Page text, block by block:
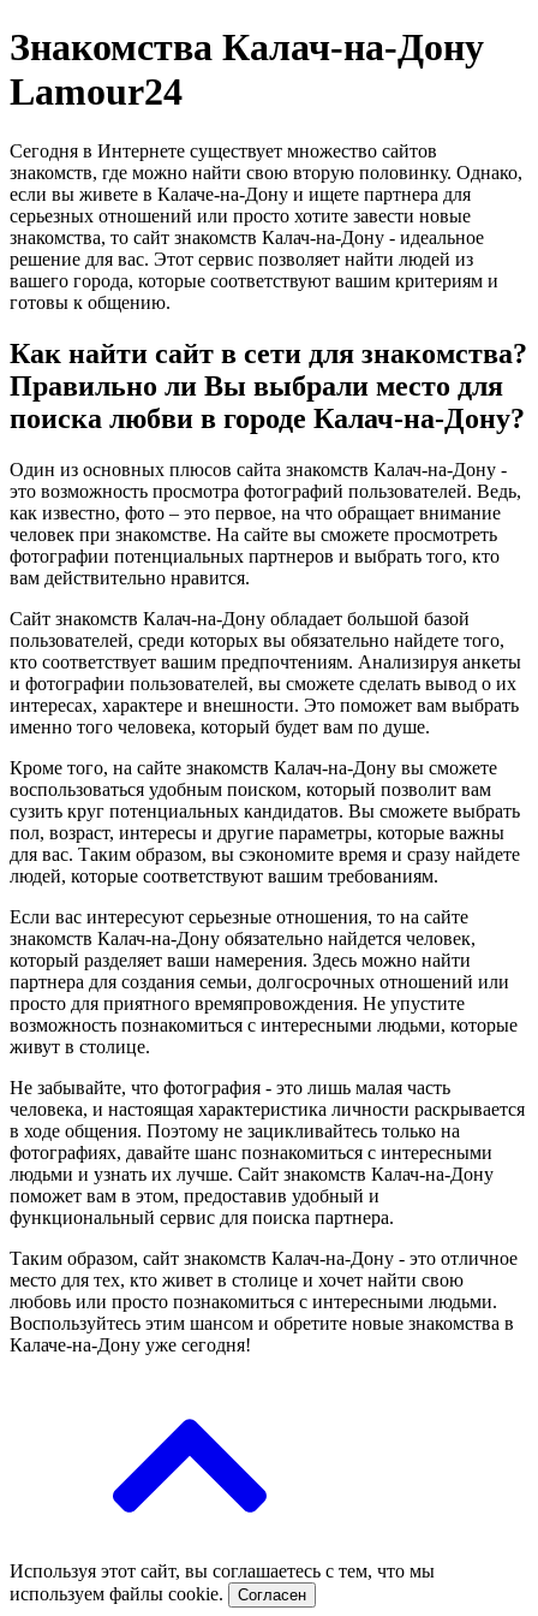
Знакомства Калач-на-Дону
Lamour24
Сегодня в Интернете существует множество сайтов
знакомств, где можно найти свою вторую половинку. Однако,
если вы живете в Калаче-на-Дону и ищете партнера для
серьезных отношений или просто хотите завести новые
знакомства, то сайт знакомств Калач-на-Дону - идеальное
решение для вас. Этот сервис позволяет найти людей из
вашего города, которые соответствуют вашим критериям и
готовы к общению.
Как найти сайт в сети для знакомства?
Правильно ли Вы выбрали место для
поиска любви в городе Калач-на-Дону?
Один из основных плюсов сайта знакомств Калач-на-Дону -
это возможность просмотра фотографий пользователей. Ведь,
как известно, фото – это первое, на что обращает внимание
человек при знакомстве. На сайте вы сможете просмотреть
фотографии потенциальных партнеров и выбрать того, кто
вам действительно нравится.
Сайт знакомств Калач-на-Дону обладает большой базой
пользователей, среди которых вы обязательно найдете того,
кто соответствует вашим предпочтениям. Анализируя анкеты
и фотографии пользователей, вы сможете сделать вывод о их
интересах, характере и внешности. Это поможет вам выбрать
именно того человека, который будет вам по душе.
Кроме того, на сайте знакомств Калач-на-Дону вы сможете
воспользоваться удобным поиском, который позволит вам
сузить круг потенциальных кандидатов. Вы сможете выбрать
пол, возраст, интересы и другие параметры, которые важны
для вас. Таким образом, вы сэкономите время и сразу найдете
людей, которые соответствуют вашим требованиям.
Если вас интересуют серьезные отношения, то на сайте
знакомств Калач-на-Дону обязательно найдется человек,
который разделяет ваши намерения. Здесь можно найти
партнера для создания семьи, долгосрочных отношений или
просто для приятного времяпровождения. Не упустите
возможность познакомиться с интересными людьми, которые
живут в столице.
Не забывайте, что фотография - это лишь малая часть
человека, и настоящая характеристика личности раскрывается
в ходе общения. Поэтому не зацикливайтесь только на
фотографиях, давайте шанс познакомиться с интересными
людьми и узнать их лучше. Сайт знакомств Калач-на-Дону
поможет вам в этом, предоставив удобный и
функциональный сервис для поиска партнера.
Таким образом, сайт знакомств Калач-на-Дону - это отличное
место для тех, кто живет в столице и хочет найти свою
любовь или просто познакомиться с интересными людьми.
Воспользуйтесь этим шансом и обретите новые знакомства в
Калаче-на-Дону уже сегодня!
Используя этот сайт, вы соглашаетесь с тем, что мы
используем файлы cookie.
Согласен